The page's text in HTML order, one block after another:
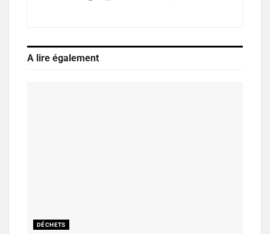
A lire également
DÉCHETS